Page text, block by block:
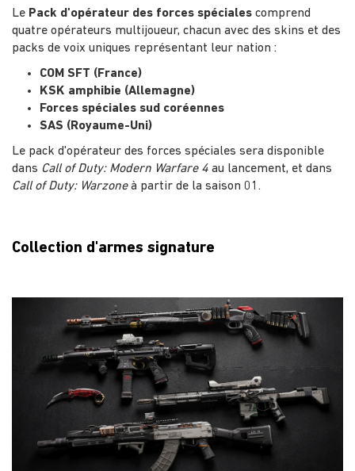
Le Pack d'opérateur des forces spéciales comprend
quatre opérateurs multijoueur, chacun avec des skins et des
packs de voix uniques représentant leur nation :
COM SFT (France)
KSK amphibie (Allemagne)
Forces spéciales sud coréennes
SAS (Royaume-Uni)
Le pack d'opérateur des forces spéciales sera disponible
dans Call of Duty: Modern Warfare 4 au lancement, et dans
Call of Duty: Warzoneà partir de la saison 01.
Collection d'armes signature